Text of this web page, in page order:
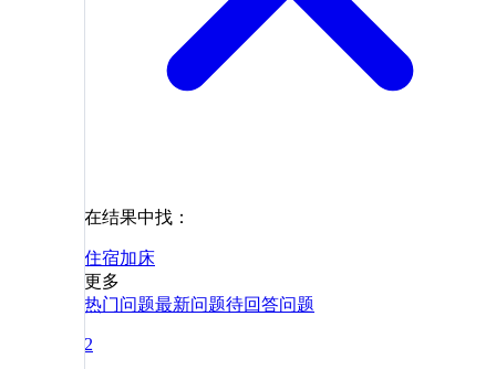
在结果中找：
住宿加床
更多
热门问题最新问题待回答问题
2